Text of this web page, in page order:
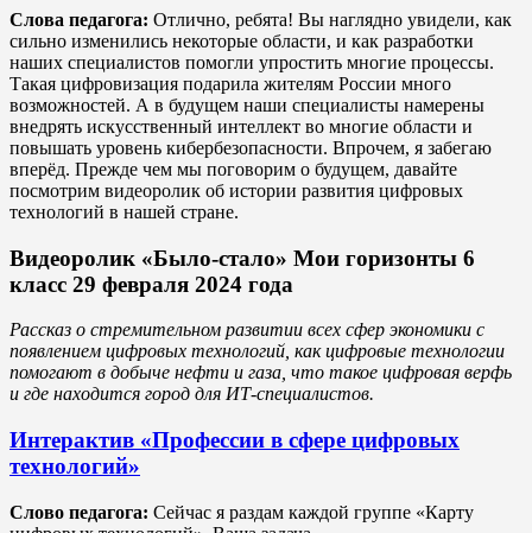
Слова педагога: Отлично, ребята! Вы наглядно увидели, как
сильно изменились некоторые области, и как разработки
наших специалистов помогли упростить многие процессы.
Такая цифровизация подарила жителям России много
возможностей. А в будущем наши специалисты намерены
внедрять искусственный интеллект во многие области и
повышать уровень кибербезопасности. Впрочем, я забегаю
вперёд. Прежде чем мы поговорим о будущем, давайте
посмотрим видеоролик об истории развития цифровых
технологий в нашей стране.
Видеоролик «Было-стало» Мои горизонты 6
класс 29 февраля 2024 года
Рассказ о стремительном развитии всех сфер экономики с
появлением цифровых технологий, как цифровые технологии
помогают в добыче нефти и газа, что такое цифровая верфь
и где находится город для ИТ-специалистов.
Интерактив «Профессии в сфере цифровых
технологий»
Слово педагога: Сейчас я раздам каждой группе «Карту